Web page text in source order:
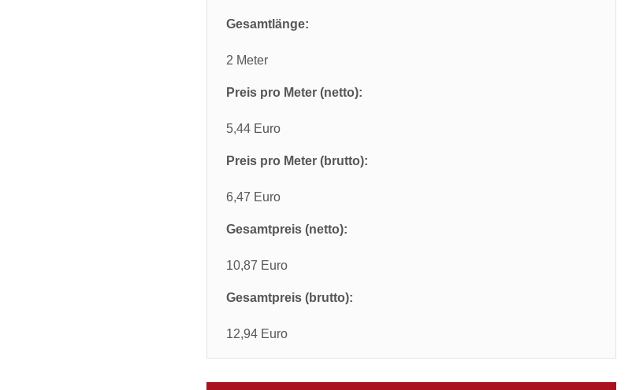
Gesamtlänge:
2 Meter
Preis pro Meter (netto):
5,44 Euro
Preis pro Meter (brutto):
6,47 Euro
Gesamtpreis (netto):
10,87 Euro
Gesamtpreis (brutto):
12,94 Euro